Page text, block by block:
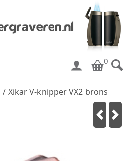
0
/ Xikar V-knipper VX2 brons